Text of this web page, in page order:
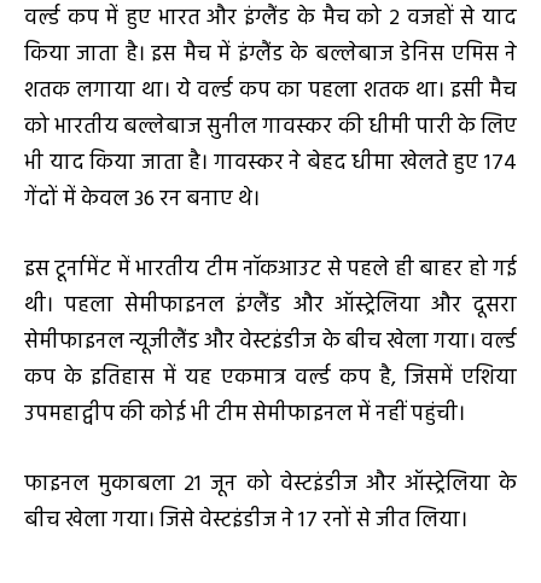
वर्ल्ड कप में हुए भारत और इंग्लैंड के मैच को 2 वजहों से याद
किया जाता है। इस मैच में इंग्लैंड के बल्लेबाज डेनिस एमिस ने
शतक लगाया था। ये वर्ल्ड कप का पहला शतक था। इसी मैच
को भारतीय बल्लेबाज सुनील गावस्कर की धीमी पारी के लिए
भी याद किया जाता है। गावस्कर ने बेहद धीमा खेलते हुए 174
गेंदों में केवल 36 रन बनाए थे।
इस टूर्नामेंट में भारतीय टीम नॉकआउट से पहले ही बाहर हो गई
थी। पहला सेमीफाइनल इंग्लैंड और ऑस्ट्रेलिया और दूसरा
सेमीफाइनल न्यूजीलैंड और वेस्टइंडीज के बीच खेला गया। वर्ल्ड
कप के इतिहास में यह एकमात्र वर्ल्ड कप है, जिसमें एशिया
उपमहाद्वीप की कोई भी टीम सेमीफाइनल में नहीं पहुंची।
फाइनल मुकाबला 21 जून को वेस्टइंडीज और ऑस्ट्रेलिया के
बीच खेला गया। जिसे वेस्टइंडीज ने 17 रनों से जीत लिया।